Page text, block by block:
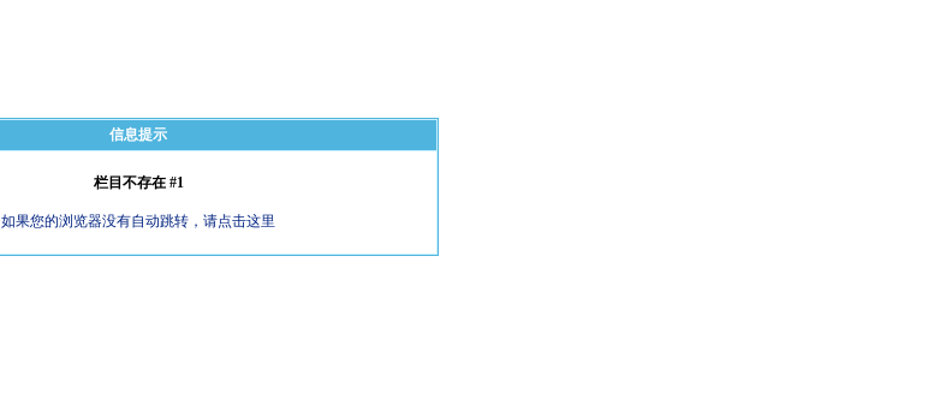
信息提示
栏目不存在 #1
如果您的浏览器没有自动跳转，请点击这里